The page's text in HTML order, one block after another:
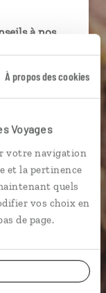
À propos des cookies
Voyages
votre navigation
et la pertinence
quels
vos choix en
de page.
à nos
au plus
du pays.
email ou
avant,